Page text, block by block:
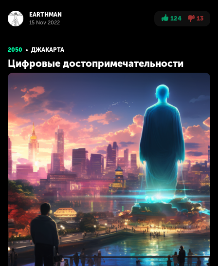
EARTHMAN
15 Nov 2022
124 13
2050 ДЖАКАРТА
Цифровые достопримечательности